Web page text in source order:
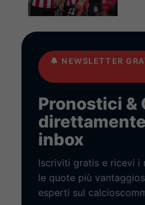
🔔 NEWSLETTER
Pronostici &
inbox
Iscriviti gratis e ricevi i
le quote più
esperti sul